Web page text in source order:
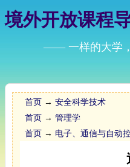
境外开放课程
—— 一样的大学
首页 → 安全科学技术
首页 → 管理学
首页 → 电子、通信与自动